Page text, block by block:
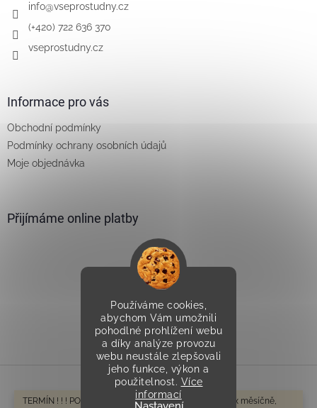
Používáme cookies,
abychom Vám umožnili
pohodlné prohlížení webu
a díky analýze provozu
webu neustále zlepšovali
jeho funkce, výkon a
použitelnost. Více
informací
TERMÍN ! ! ! POZOR V tomto období odesíláme cca 1-2x měsíčně,
info@vseprostudny.cz
(+420) 722 636 370
vseprostudny.cz
Informace pro vás
Obchodní podmínky
Podmínky ochrany osobních údajů
Moje objednávka
Přijímáme online platby
Vytvořilo Studio Avocado
Vytvořil Shoptet